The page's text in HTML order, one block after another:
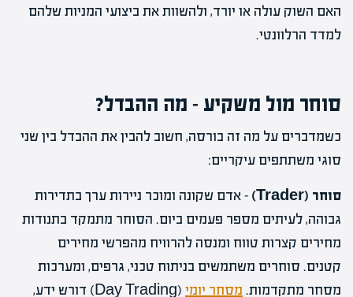
האם השוק עולה או יורד, ולהשוות את ביצועי המניות שלהם
למדד הרלוונטי.
סוחר מול משקיע – מה ההבדל?
כשמדברים על מה זה בורסה, חשוב להבין את ההבדל בין שני
סוגי משתתפים עיקריים:
סוחר (Trader)
– אדם שקונה ומוכר ניירות ערך בתדירות
גבוהה, לעיתים מספר פעמים ביום. הסוחר מתמקד בתנודות
מחירים קצרות טווח ומנסה להרוויח מהפרשי מחירים
קטנים. סוחרים משתמשים בניתוח טכני, גרפים, ומערכות
מסחר מתקדמות. מסחר יומי
(Day Trading) דורש ידע,